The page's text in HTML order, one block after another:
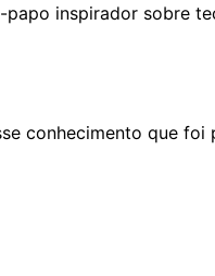
inspirador sobre
conhecimento que foi